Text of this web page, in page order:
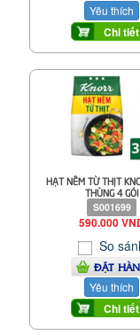
Yêu thích
Chi tiết
HẠT NÊM TỪ THỊT
THÙNG 4 GÓI
S001699
590.000
So
ĐẶT
Yêu thích
Chi tiết